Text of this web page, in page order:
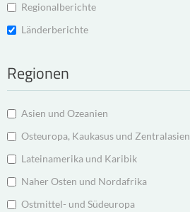
Regionalberichte
Länderberichte
Regionen
Asien und Ozeanien
Osteuropa, Kaukasus und Zentralasien
Lateinamerika und Karibik
Naher Osten und Nordafrika
Ostmittel- und Südeuropa